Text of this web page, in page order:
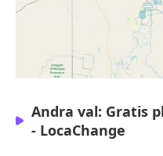
Andra val: Gratis
- LocaChange